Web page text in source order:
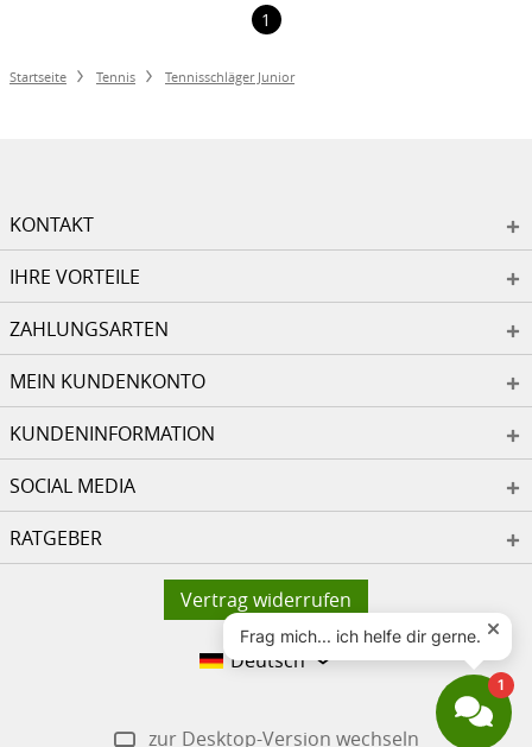
1
Startseite Tennis Tennisschläger Junior
KONTAKT
IHRE VORTEILE
ZAHLUNGSARTEN
MEIN KUNDENKONTO
KUNDENINFORMATION
SOCIAL MEDIA
RATGEBER
Vertrag widerrufen
Deutsch
zur Desktop-Version wechseln